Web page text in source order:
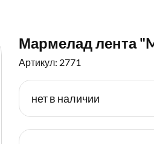
Мармелад лента
Артикул: 2771
нет в наличии